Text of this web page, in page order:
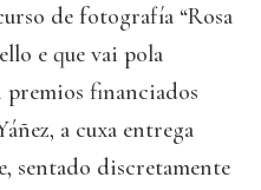
de fotografía “Rosa
e que vai pola
financiados
a cuxa entrega
sentado discretamente